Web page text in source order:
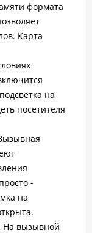
формата
Карта
на
посетителя
-
на
На вызывной